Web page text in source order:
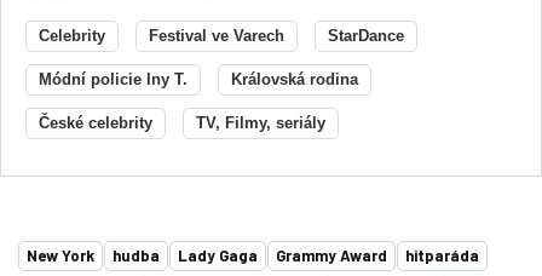
Celebrity Festival ve Varech StarDance
Módní policie Iny T. Královská rodina
České celebrity TV, Filmy, seriály
New York hudba Lady Gaga Grammy Award hitparáda